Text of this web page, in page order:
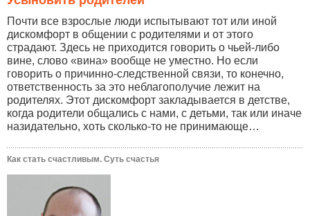
Почти все взрослые люди испытывают тот или иной
дискомфорт в общении с родителями и от этого
страдают. Здесь не приходится говорить о чьей-либо
вине, слово «вина» вообще не уместно. Но если
говорить о причинно-следственной связи, то конечно,
ответственность за это неблагополучие лежит на
родителях. Этот дискомфорт закладывается в детстве,
когда родители общались с нами, с детьми, так или иначе
назидательно, хоть сколько-то не принимающе…
Как стать счастливым. Суть счастья